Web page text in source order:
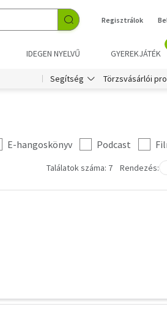
Regisztrálok
IDEGEN NYELVŰ GYEREKJÁTÉK
Segítség Törzsvásárlói
E-hangoskönyv Podcast
Találatok száma: 7 Rendezés: